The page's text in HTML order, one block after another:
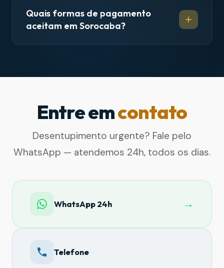
Quais formas de pagamento
aceitam em Sorocaba?
Entre emcontato
Desentupimento urgente? Fale pelo
WhatsApp — atendemos 24h, todos os dias.
WhatsApp 24h →
Telefone